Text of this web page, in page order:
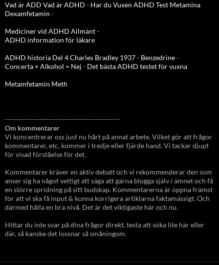
Vad är ADD Vad är ADHD - Har du Vuxen ADHD Test Metamina
Dexamfetamin -
Mediciner vid ADHD Allmänt-
ADHD information för läkare
ADHD historia Del 4 Charles Bradley 1937 - Benzedrine-
Concerta + Alkohol = Nej - Det bästa ADHD testet för vuxna
Metamfetamin Meth
-----------------------------------------------
Om kommentarer
Vi koncentrerar oss just nu hårt på annat arbete. Vilket gör att frågor
kommentarer, etc, kommer i tredje eller fjärde hand. Vi tackar djupt
för visad förståelse för det.
Kommentarer kräver en aktiv debatt och vi rekommenderar den som
anser sig ha något vettigt att säga att gärna blogga själv i ämnet och få
en större spridning på sitt budskap. Kommentarerna är öppna främst
för att vi ska få input & kunna korrigera artiklarna faktamässigt. Och
därmed hålla en bra nivå. Det är det viktigaste här och nu.
Hittar du inte svar på dina frågor direkt, testa att söka lite här eller
där, så kanske det lossnar så småningom.